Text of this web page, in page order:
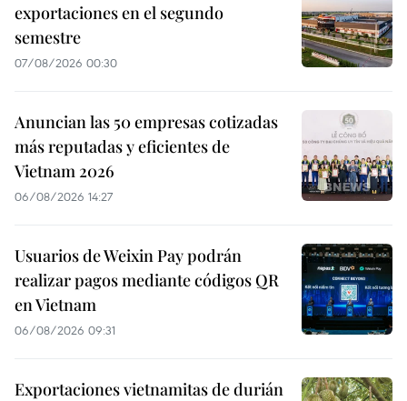
exportaciones en el segundo
semestre
07/08/2026 00:30
Anuncian las 50 empresas cotizadas
más reputadas y eficientes de
Vietnam 2026
06/08/2026 14:27
Usuarios de Weixin Pay podrán
realizar pagos mediante códigos QR
en Vietnam
06/08/2026 09:31
Exportaciones vietnamitas de durián